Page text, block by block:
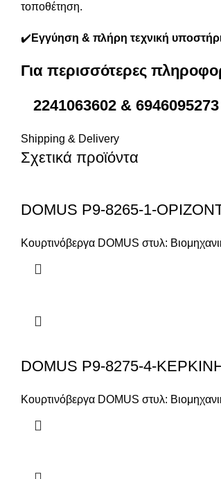
τοποθέτηση.
️✔️ Εγγύηση & πλήρη τεχνική
Για περισσότερες
2241063602 & 6946095273
Shipping & Delivery
Σχετικά προϊόντα
DOMUS P9-8265-1-
Κουρτινόβεργα DOMUS στυλ:
DOMUS P9-8275-4-
Κουρτινόβεργα DOMUS στυλ: